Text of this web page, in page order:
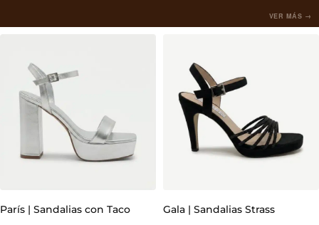
VER MÁS →
París | Sandalias con Taco Gala | Sandalias Strass